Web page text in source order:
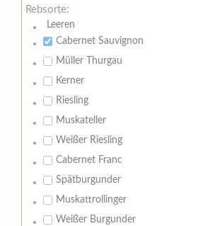
Rebsorte:
Leeren
Cabernet Sauvignon
Müller Thurgau
Kerner
Riesling
Muskateller
Weißer Riesling
Cabernet Franc
Spätburgunder
Muskattrollinger
Weißer Burgunder